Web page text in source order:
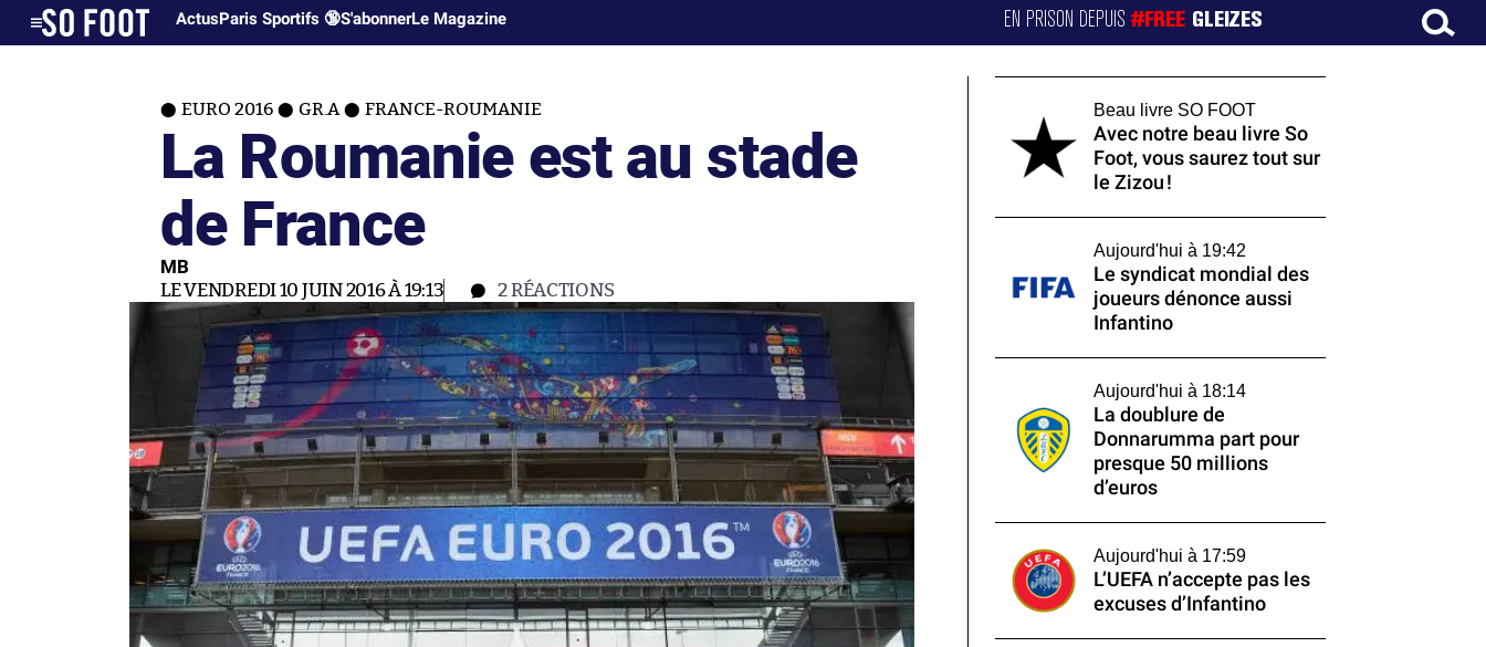
ActusParis Sportifs 🔞S'abonnerLe Magazine EN PRISON DEPUIS#FREE GLEIZES
EURO 2016 GR.A FRANCE-ROUMANIE
La Roumanie est au stade
de France
MB
LE VENDREDI 10 JUIN 2016 À 19:13 2RÉACTIONS
Beau livre SO FOOT
Avec notre beau livre So
Foot, vous saurez tout sur
le Zizou !
Aujourd'hui à 19:42
Le syndicat mondial des
joueurs dénonce aussi
Infantino
Aujourd'hui à 18:14
La doublure de
Donnarumma part pour
presque 50 millions
d’euros
Aujourd'hui à 17:59
L’UEFA n’accepte pas les
excuses d’Infantino